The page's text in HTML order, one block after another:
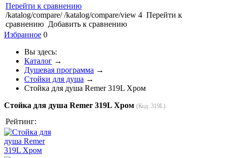
Перейти к сравнению
/katalog/compare/ /katalog/compare/view 4 Перейти к
сравнению Добавить к сравнению
Избранное 0
Вы здесь:
Каталог →
Душевая программа →
Стойки для душа →
Стойка для душа Remer 319L Хром
Стойка для душа Remer 319L Хром (Код: 319L)
Рейтинг: